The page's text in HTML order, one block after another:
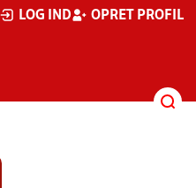
LOG IND OPRET PROFIL